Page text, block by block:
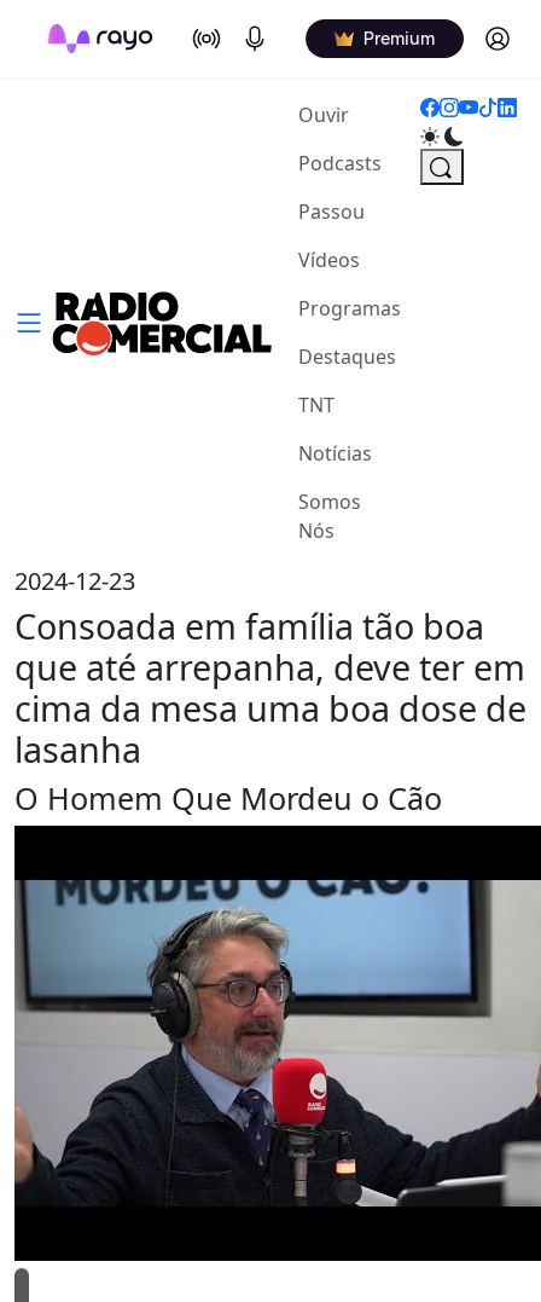
On Air Podcasts Premium Log in
Ouvir(current)
Podcasts
Passou
Vídeos
Programas
Destaques
TNT
Notícias
Somos
Nós
2024-12-23
Consoada em família tão boa
que até arrepanha, deve ter em
cima da mesa uma boa dose de
lasanha
O Homem Que Mordeu o Cão